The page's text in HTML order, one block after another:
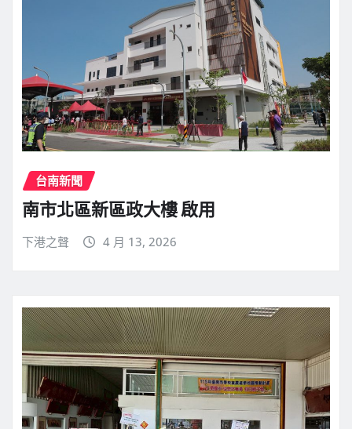
台南新聞
南市北區新區政大樓 啟用
下港之聲 4 月 13, 2026